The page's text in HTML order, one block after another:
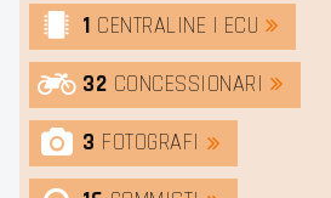
1 CENTRALINE | ECU
32 CONCESSIONARI
3 FOTOGRAFI